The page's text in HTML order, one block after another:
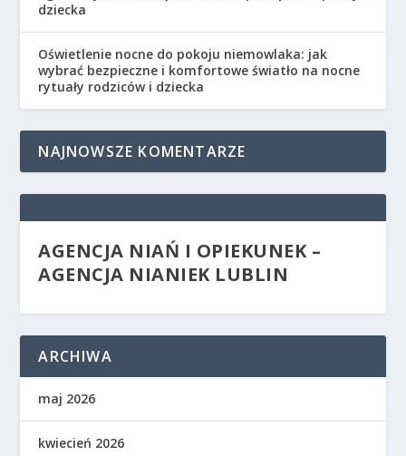
dziecka
Oświetlenie nocne do pokoju niemowlaka: jak
wybrać bezpieczne i komfortowe światło na nocne
rytuały rodziców i dziecka
NAJNOWSZE KOMENTARZE
AGENCJA NIAŃ I OPIEKUNEK –
AGENCJA NIANIEK LUBLIN
ARCHIWA
maj 2026
kwiecień 2026